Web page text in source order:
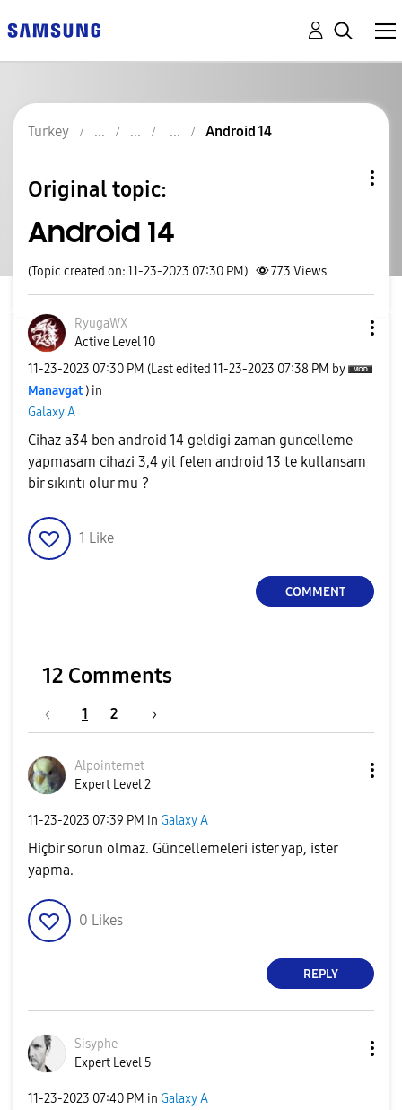
Turkey Android 14
Original topic:
Android 14
(Topic created on: 11-23-2023 07:30 PM) 773 Views
RyugaWX
Active Level 10
‎11-23-2023 07:30 PM (Last edited ‎11-23-2023 07:38 PM by
Manavgat ) in
Galaxy A
Cihaz a34 ben android 14 geldigi zaman guncelleme
yapmasam cihazi 3,4 yil felen android 13 te kullansam
bir sıkıntı olur mu ?
1 Like
COMMENT
12 Comments
1 2
Alpointernet
Expert Level 2
‎11-23-2023 07:39 PM in Galaxy A
Hiçbir sorun olmaz. Güncellemeleri ister yap, ister
yapma.
0 Likes
REPLY
Sisyphe
Expert Level 5
‎11-23-2023 07:40 PM in Galaxy A